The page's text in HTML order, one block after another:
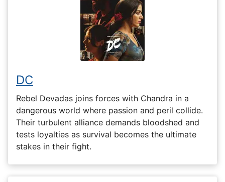
DC
Rebel Devadas joins forces with Chandra in a
dangerous world where passion and peril collide.
Their turbulent alliance demands bloodshed and
tests loyalties as survival becomes the ultimate
stakes in their fight.